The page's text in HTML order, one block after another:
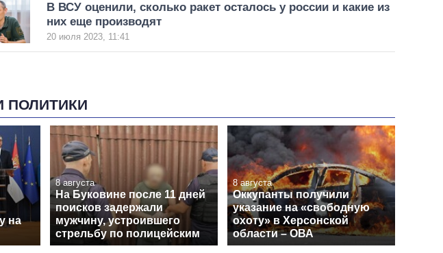
В ВСУ оценили, сколько ракет осталось у россии и какие из
них еще производят
20 июля 2023, 11:41
ПОЛИТИКИ
на
8 августа
На Буковине после 11 дней
поисков задержали
мужчину, устроившего
стрельбу по полицейским
8 августа
Оккупанты получили
указание на «свободную
охоту» в Херсонской
области – ОВА